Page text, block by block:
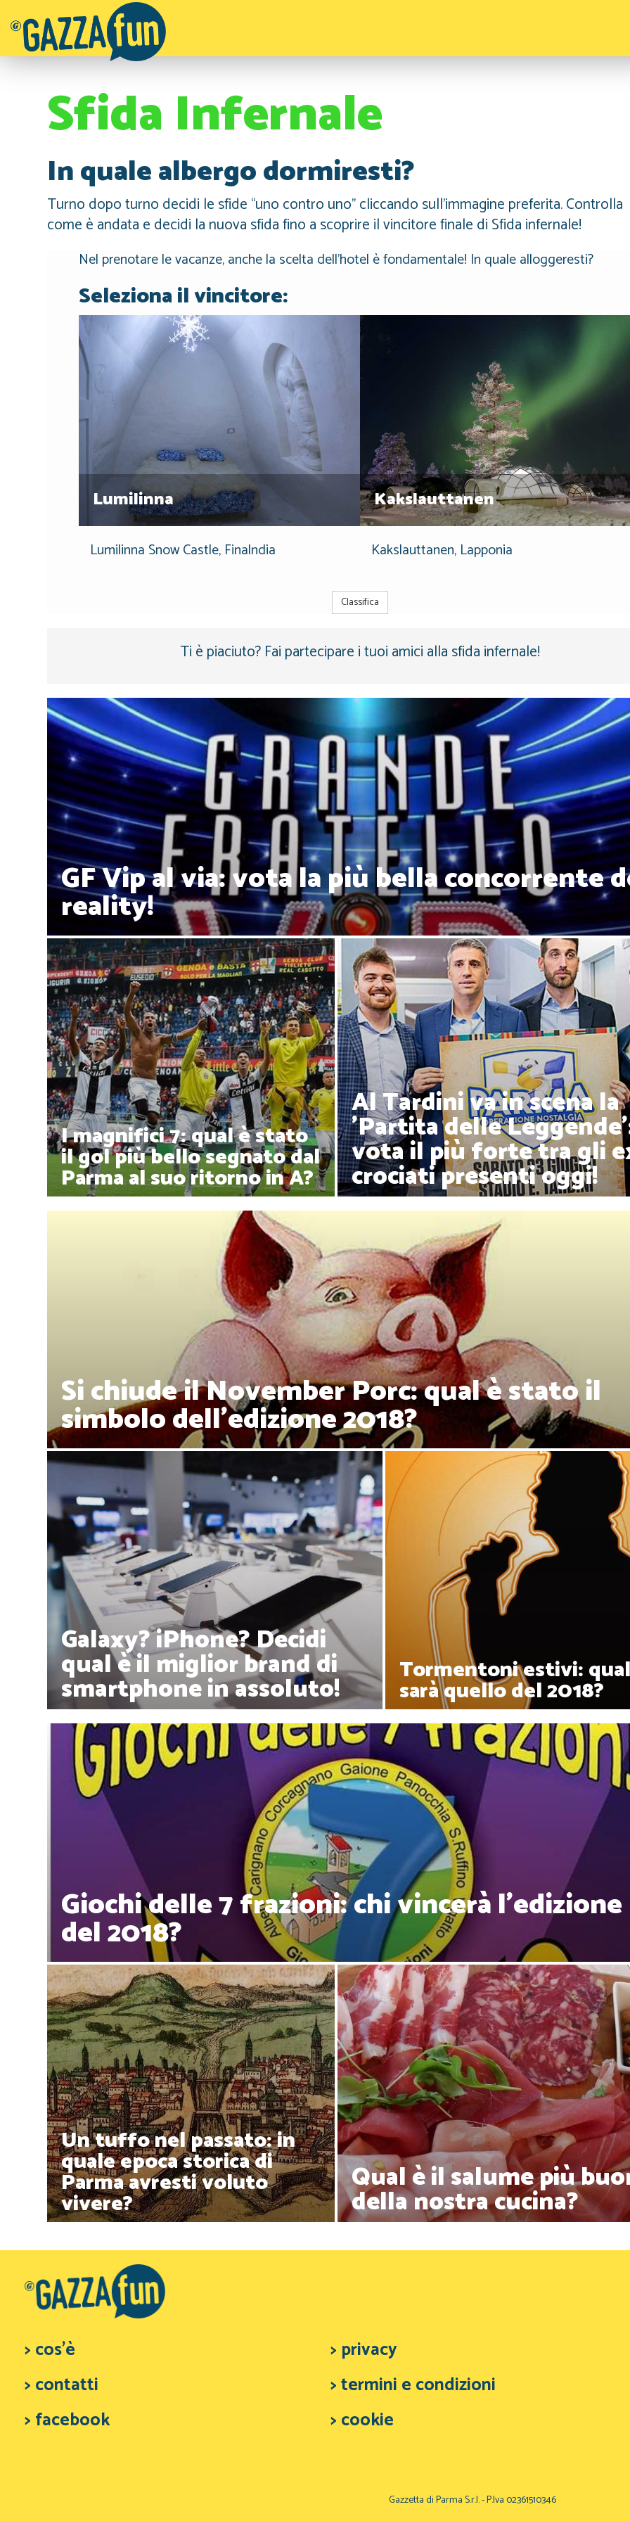
Sfida Infernale
In quale albergo dormiresti?
Turno dopo turno decidi le sfide “uno contro uno” cliccando sull’immagine preferita. Controlla
come è andata e decidi la nuova sfida fino a scoprire il vincitore finale di Sfida infernale!
Nel prenotare le vacanze, anche la scelta dell'hotel è fondamentale! In quale alloggeresti?
Seleziona il vincitore:
Lumilinna
Lumilinna Snow Castle, Finalndia
Kakslauttanen
Kakslauttanen, Lapponia
Classifica
Ti è piaciuto? Fai partecipare i tuoi amici alla sfida infernale!
GF Vip al via: vota la più bella concorrente
reality!
I magnifici 7: qual è stato
il gol più bello segnato dal
Parma al suo ritorno in A?
Al Tardini va in scena la
'Partita delle
vota il più forte tra gli
crociati presenti oggi!
Si chiude il November Porc: qual è stato il
simbolo dell'edizione 2018?
Galaxy? iPhone? Decidi
qual è il miglior brand di
smartphone in assoluto! Tormentoni estivi:
sarà quello del 2018?
Giochi delle 7 frazioni: chi vincerà l'edizione
del 2018?
Un tuffo nel passato: in
quale epoca storica di
Parma avresti voluto
vivere?
Qual è il salume più
della nostra cucina?
> cos'è
> contatti
> facebook
> privacy
> termini e condizioni
> cookie
Gazzetta di Parma S.r.l. - P.Iva 02361510346